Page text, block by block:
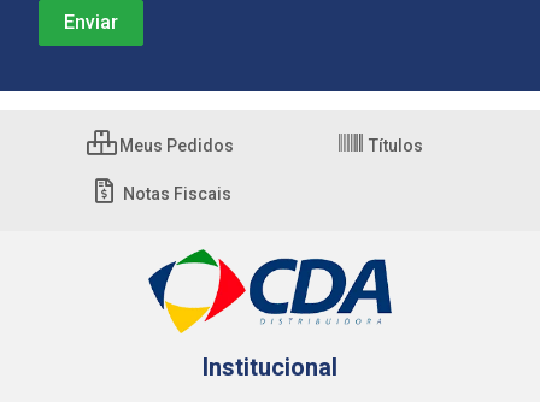
Meus Pedidos Títulos
Notas Fiscais
Institucional